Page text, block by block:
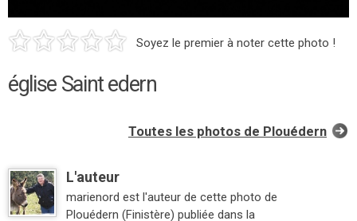
Soyez le premier à noter cette photo !
église Saint edern
Toutes les photos de Plouédern
L'auteur
marienord est l'auteur de cette photo de
Plouédern (Finistère) publiée dans la